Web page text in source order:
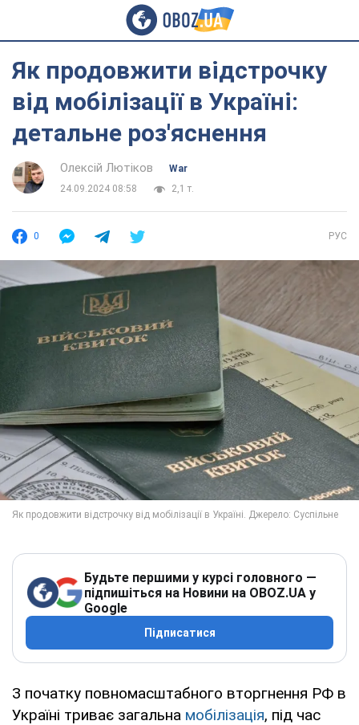
Як продовжити відстрочку
від мобілізації в Україні:
детальне роз'яснення
Олексій Лютіков
War
24.09.2024 08:58
2,1 т.
0 РУС
Будьте першими у курсі головного —
підпишіться на Новини на OBOZ.UA у
Google
Підписатися
З початку повномасштабного вторгнення РФ в
Україні триває загальна мобілізація, під час